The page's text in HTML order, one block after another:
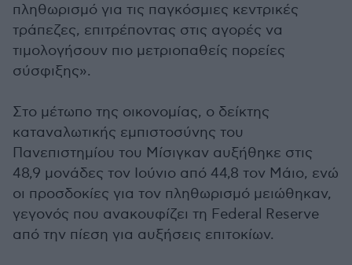
πληθωρισμό για τις παγκόσμιες κεντρικές
τράπεζες, επιτρέποντας στις αγορές να
τιμολογήσουν πιο μετριοπαθείς πορείες
σύσφιξης».
Στο μέτωπο της οικονομίας, ο δείκτης
καταναλωτικής εμπιστοσύνης του
Πανεπιστημίου του Μίσιγκαν αυξήθηκε στις
48,9 μονάδες τον Ιούνιο από 44,8 τον Μάιο, ενώ
οι προσδοκίες για τον πληθωρισμό μειώθηκαν,
γεγονός που ανακουφίζει τη Federal Reserve
από την πίεση για αυξήσεις επιτοκίων.